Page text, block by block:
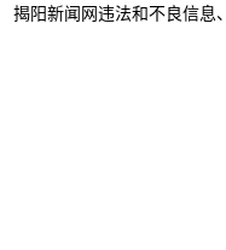
揭阳新闻网违法和不良信息